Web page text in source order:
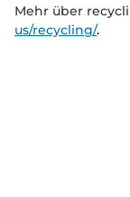
Mehr über
us/recycling/.